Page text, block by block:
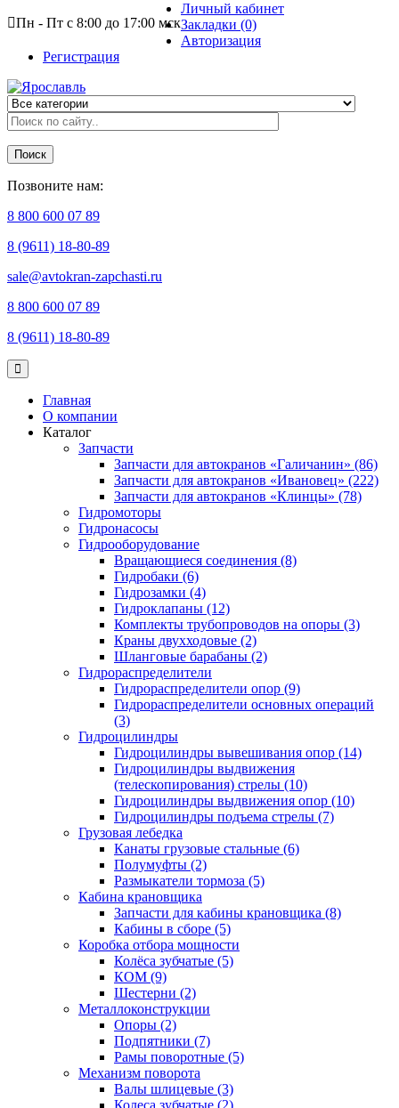
Пн - Пт с 8:00 до 17:00 мск
Личный кабинет
Закладки (0)
Авторизация
Регистрация
Поиск
Позвоните нам:
8 800 600 07 89
8 (9611) 18-80-89
sale@avtokran-zapchasti.ru
8 800 600 07 89
8 (9611) 18-80-89
Главная
О компании
Каталог
Запчасти
Запчасти для автокранов «Галичанин» (86)
Запчасти для автокранов «Ивановец» (222)
Запчасти для автокранов «Клинцы» (78)
Гидромоторы
Гидронасосы
Гидрооборудование
Вращающиеся соединения (8)
Гидробаки (6)
Гидрозамки (4)
Гидроклапаны (12)
Комплекты трубопроводов на опоры (3)
Краны двухходовые (2)
Шланговые барабаны (2)
Гидрораспределители
Гидрораспределители опор (9)
Гидрораспределители основных операций
(3)
Гидроцилиндры
Гидроцилиндры вывешивания опор (14)
Гидроцилиндры выдвижения
(телескопирования) стрелы (10)
Гидроцилиндры выдвижения опор (10)
Гидроцилиндры подъема стрелы (7)
Грузовая лебедка
Канаты грузовые стальные (6)
Полумуфты (2)
Размыкатели тормоза (5)
Кабина крановщика
Запчасти для кабины крановщика (8)
Кабины в сборе (5)
Коробка отбора мощности
Колёса зубчатые (5)
КОМ (9)
Шестерни (2)
Металлоконструкции
Опоры (2)
Подпятники (7)
Рамы поворотные (5)
Механизм поворота
Валы шлицевые (3)
Колеса зубчатые (2)